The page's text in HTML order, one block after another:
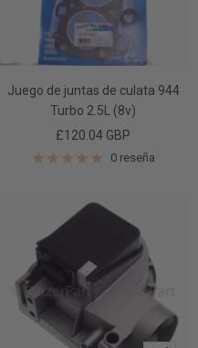
Juego de juntas de culata 944
Turbo 2.5L (8v)
Precio
de
£120.04 GBP
0 reseña